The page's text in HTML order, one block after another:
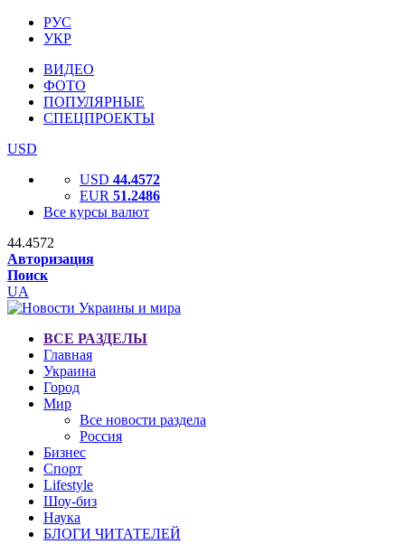
РУС
УКР
ВИДЕО
ФОТО
ПОПУЛЯРНЫЕ
СПЕЦПРОЕКТЫ
USD
USD 44.4572
EUR 51.2486
Все курсы валют
44.4572
Авторизация
Поиск
UA
ВСЕ РАЗДЕЛЫ
Главная
Украина
Город
Мир
Все новости раздела
Россия
Бизнес
Спорт
Lifestyle
Шоу-биз
Наука
БЛОГИ ЧИТАТЕЛЕЙ